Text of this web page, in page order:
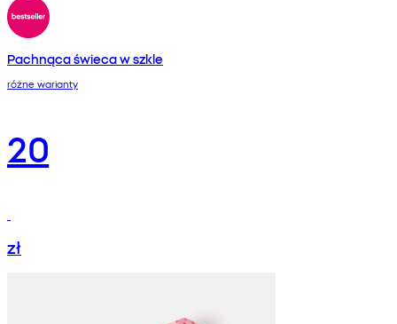
Pachnąca świeca w szkle
różne warianty
20
zł